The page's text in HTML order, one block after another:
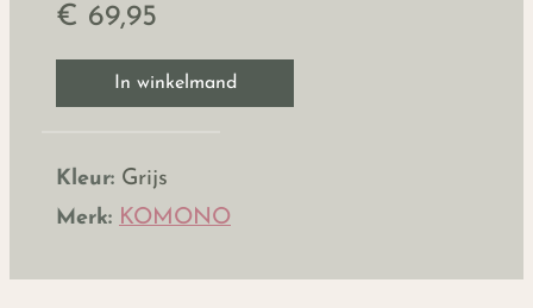
€ 69,95
In winkelmand
Kleur: Grijs
Merk: KOMONO